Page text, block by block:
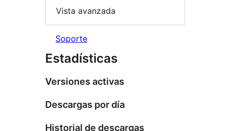
Vista avanzada
Soporte
Estadísticas
Versiones activas
Descargas por día
Historial de descargas